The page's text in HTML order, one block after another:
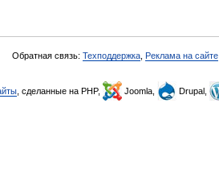
Обратная связь: Техподдержка Реклама на сайте
, сделанные на PHP, Joomla, Drupal,